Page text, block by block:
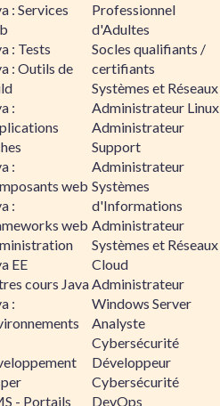
: Services
: Tests
: Outils de
:
:
web
:
web
EE
cours Java
:
- Portails
Professionnel
d'Adultes
Socles qualifiants /
certifiants
Systèmes et Réseaux
Administrateur Linux
Administrateur
Support
Administrateur
Systèmes
d'Informations
Administrateur
Systèmes et Réseaux
Cloud
Administrateur
Windows Server
Analyste
Cybersécurité
Développeur
Cybersécurité
DevOps